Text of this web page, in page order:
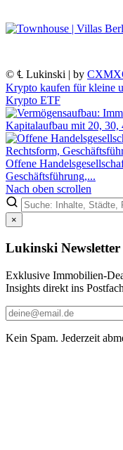
© ℄ Lukinski | by
Krypto kaufen für kleine
Krypto ETF
Offene
Geschäftsführung,...
Nach oben scrollen
×
Lukinski Newsletter
Exklusive Immobilien-
Insights direkt ins
Kein Spam. Jederzeit